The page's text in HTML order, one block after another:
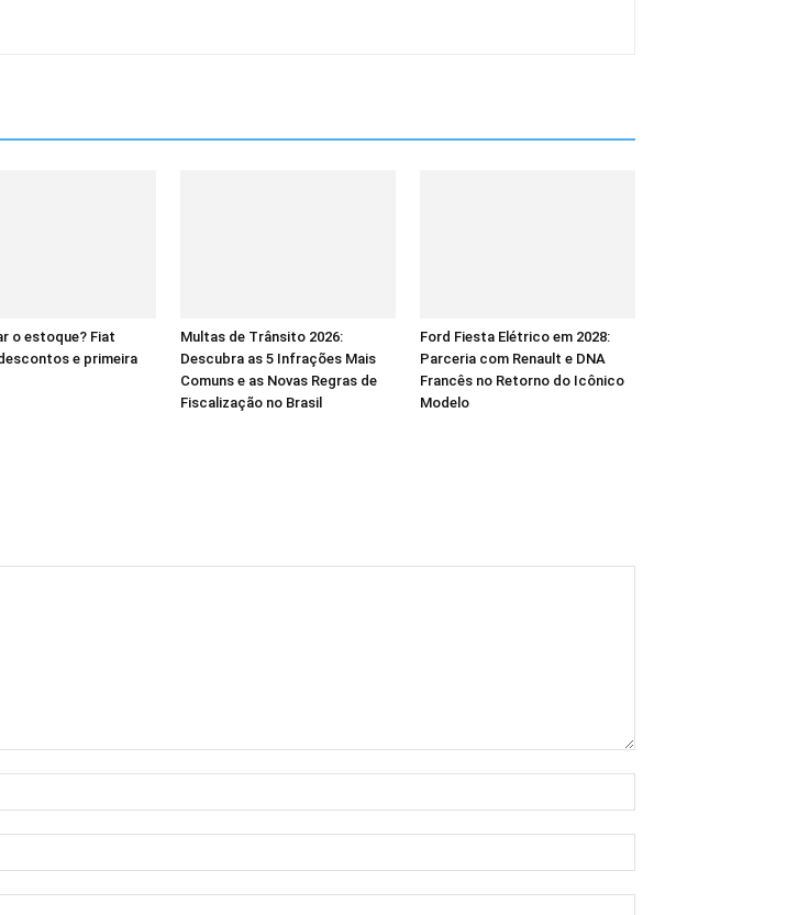
o estoque? Fiat
e primeira
Multas de Trânsito 2026:
Descubra as 5 Infrações Mais
Comuns e as Novas Regras de
Fiscalização no Brasil
Ford Fiesta Elétrico em 2028:
Parceria com Renault e DNA
Francês no Retorno do Icônico
Modelo